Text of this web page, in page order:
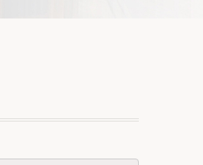
Diputación Permanente
Política